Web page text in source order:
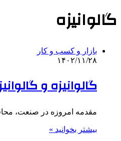
گالوانیزه
بازار و کسب و کار
۱۴۰۲/۱۱/۲۸
گالوانیزه و
مقدمه امروزه در صنعت،
بیشتر بخوانید »